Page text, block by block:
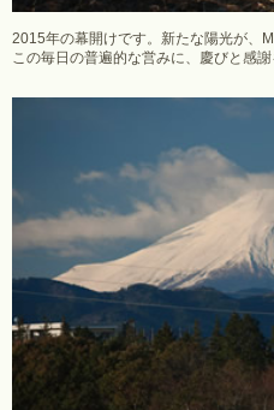
2015年の幕開けです。新たな陽光が、
この毎日の普遍的な営みに、慶びと感謝